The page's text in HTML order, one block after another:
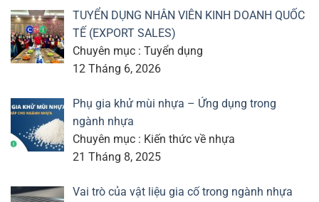
TUYỂN DỤNG NHÂN VIÊN KINH DOANH QUỐC
TẾ (EXPORT SALES)
Chuyên mục : Tuyển dụng
12 Tháng 6, 2026
Phụ gia khử mùi nhựa – Ứng dụng trong
ngành nhựa
Chuyên mục : Kiến thức về nhựa
21 Tháng 8, 2025
Vai trò của vật liệu gia cố trong ngành nhựa